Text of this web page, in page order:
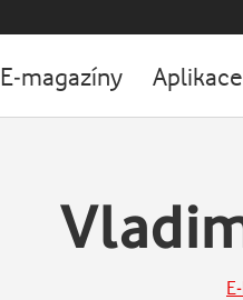
E-magazíny Aplikace